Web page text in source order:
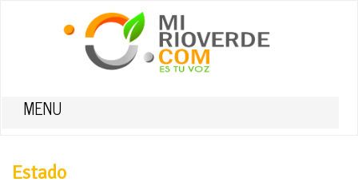
MENU
Estado